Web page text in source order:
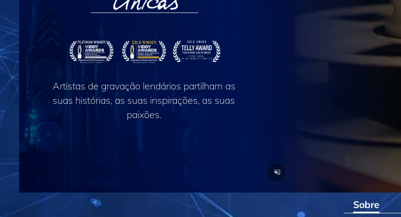
Artistas de gravação lendários partilham as
suas histórias, as suas inspirações, as suas
paixões.
Sobre